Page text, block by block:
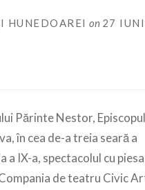
HUNEDOAREI on 27
Părinte Nestor, Episcopul
în cea de-a treia seară a
IX-a, spectacolul cu
de teatru Civic